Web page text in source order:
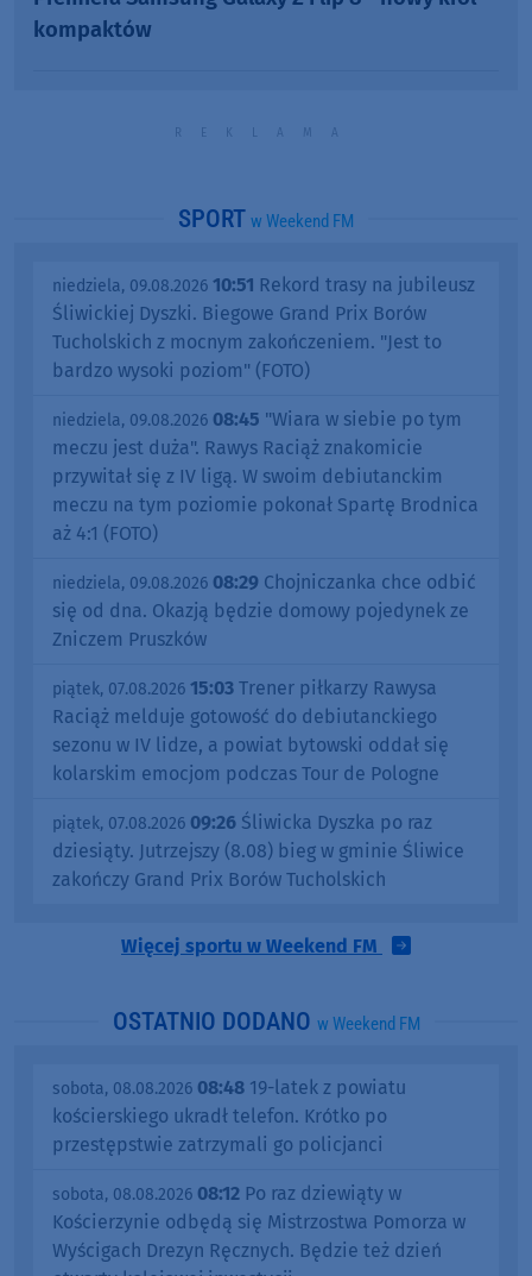
kompaktów
SPORT w Weekend FM
niedziela, 09.08.2026 10:51 Rekord trasy na jubileusz
Śliwickiej Dyszki. Biegowe Grand Prix Borów
Tucholskich z mocnym zakończeniem. "Jest to
bardzo wysoki poziom" (FOTO)
niedziela, 09.08.2026 08:45 "Wiara w siebie po tym
meczu jest duża". Rawys Raciąż znakomicie
przywitał się z IV ligą. W swoim debiutanckim
meczu na tym poziomie pokonał Spartę Brodnica
aż 4:1 (FOTO)
niedziela, 09.08.2026 08:29 Chojniczanka chce odbić
się od dna. Okazją będzie domowy pojedynek ze
Zniczem Pruszków
piątek, 07.08.2026 15:03 Trener piłkarzy Rawysa
Raciąż melduje gotowość do debiutanckiego
sezonu w IV lidze, a powiat bytowski oddał się
kolarskim emocjom podczas Tour de Pologne
piątek, 07.08.2026 09:26 Śliwicka Dyszka po raz
dziesiąty. Jutrzejszy (8.08) bieg w gminie Śliwice
zakończy Grand Prix Borów Tucholskich
Więcej sportu w Weekend FM
OSTATNIO DODANO w Weekend FM
sobota, 08.08.2026 08:48 19-latek z powiatu
kościerskiego ukradł telefon. Krótko po
przestępstwie zatrzymali go policjanci
sobota, 08.08.2026 08:12 Po raz dziewiąty w
Kościerzynie odbędą się Mistrzostwa Pomorza w
Wyścigach Drezyn Ręcznych. Będzie też dzień